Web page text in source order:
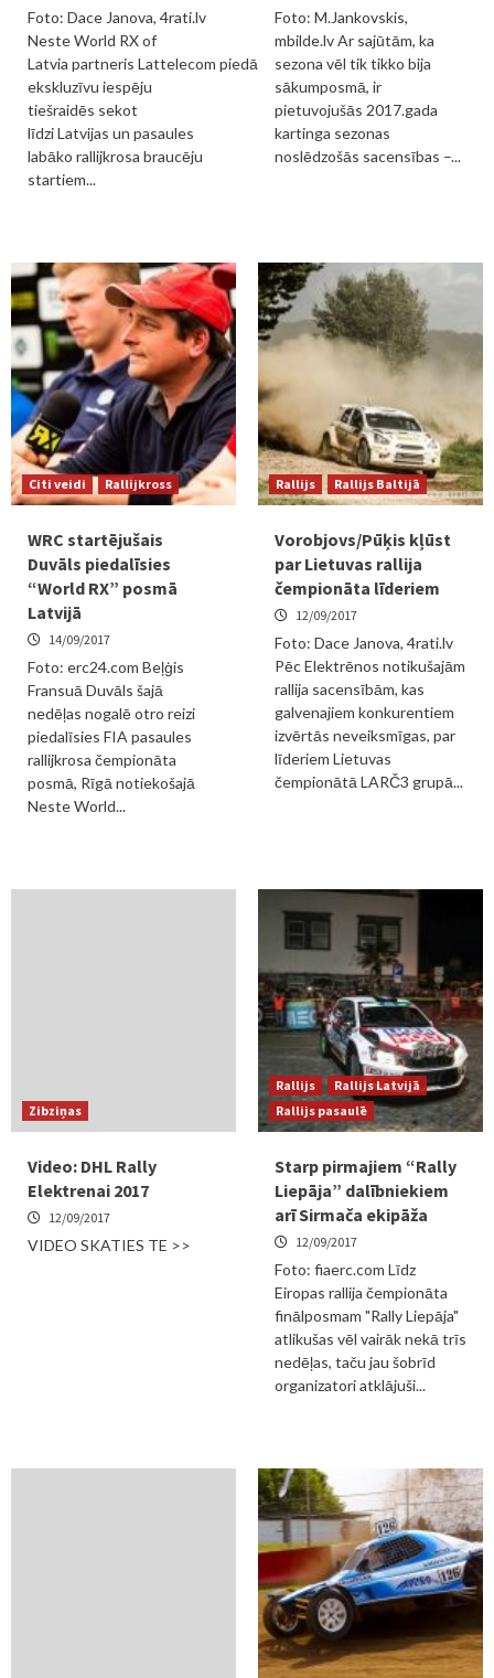
Foto: Dace Janova, 4rati.lv
Neste World RX of
Latvia partneris Lattelecom piedāvā
ekskluzīvu iespēju
tiešraidēs sekot
līdzi Latvijas un pasaules
labāko rallijkrosa braucēju
startiem...
Foto: M.Jankovskis,
mbilde.lv Ar sajūtām, ka
sezona vēl tik tikko bija
sākumposmā, ir
pietuvojušās 2017.gada
kartinga sezonas
noslēdzošās sacensības –...
Citi veidi Rallijkross
WRC startējušais
Duvāls piedalīsies
“World RX” posmā
Latvijā
14/09/2017
Foto: erc24.com Beļģis
Fransuā Duvāls šajā
nedēļas nogalē otro reizi
piedalīsies FIA pasaules
rallijkrosa čempionāta
posmā, Rīgā notiekošajā
Neste World...
Rallijs Rallijs Baltijā
Vorobjovs/Pūķis kļūst
par Lietuvas rallija
čempionāta līderiem
12/09/2017
Foto: Dace Janova, 4rati.lv
Pēc Elektrēnos notikušajām
rallija sacensībām, kas
galvenajiem konkurentiem
izvērtās neveiksmīgas, par
līderiem Lietuvas
čempionātā LARČ3 grupā...
Zibziņas
Video: DHL Rally
Elektrenai 2017
12/09/2017
VIDEO SKATIES TE >>
Rallijs
Rallijs Latvijā
Rallijs pasaulē
Starp pirmajiem “Rally
Liepāja” dalībniekiem
arī Sirmača ekipāža
12/09/2017
Foto: fiaerc.com Līdz
Eiropas rallija čempionāta
finālposmam "Rally Liepāja"
atlikušas vēl vairāk nekā trīs
nedēļas, taču jau šobrīd
organizatori atklājuši...